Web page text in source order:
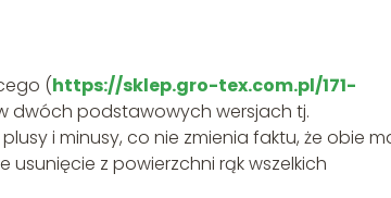
(https://sklep.gro-tex.com.pl/171-
dwóch podstawowych wersjach tj.
i minusy, co nie zmienia faktu, że obie
z powierzchni rąk wszelkich